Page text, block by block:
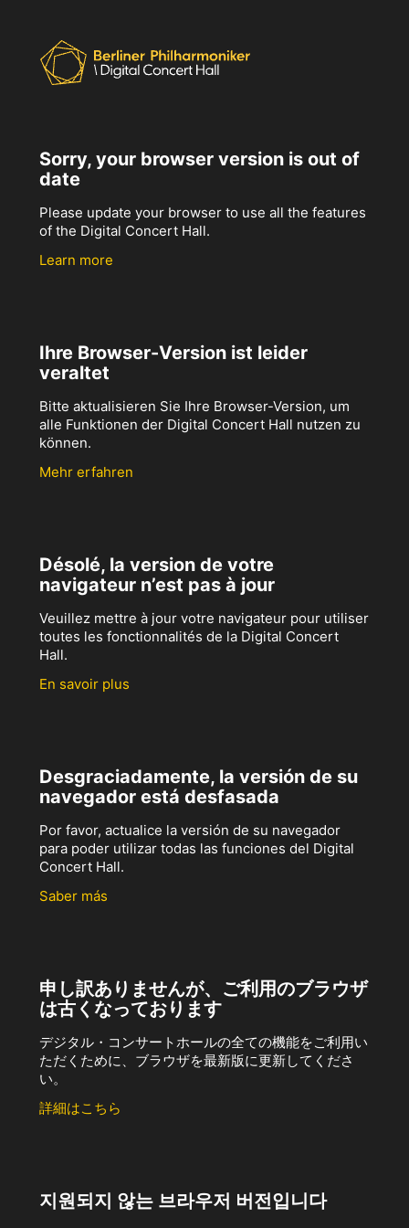
Sorry, your browser version is out of
date
Please update your browser to use all the features
of the Digital Concert Hall.
Learn more
Ihre Browser-Version ist leider
veraltet
Bitte aktualisieren Sie Ihre Browser-Version, um
alle Funktionen der Digital Concert Hall nutzen zu
können.
Mehr erfahren
Désolé, la version de votre
navigateur n’est pas à jour
Veuillez mettre à jour votre navigateur pour utiliser
toutes les fonctionnalités de la Digital Concert
Hall.
En savoir plus
Desgraciadamente, la versión de su
navegador está desfasada
Por favor, actualice la versión de su navegador
para poder utilizar todas las funciones del Digital
Concert Hall.
Saber más
申し訳ありませんが、ご利用のブラウザ
は古くなっております
デジタル・コンサートホールの全ての機能をご利用い
ただくために、ブラウザを最新版に更新してくださ
い。
詳細はこちら
지원되지 않는 브라우저 버전입니다